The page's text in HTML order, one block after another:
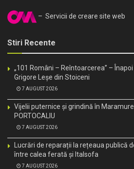
– Servicii de creare site web
Stiri Recente
„101 Români – Reîntoarcerea” –
Grigore Leșe din Stoiceni
7 AUGUST 2026
Vijelii puternice și grindină în
PORTOCALIU
7 AUGUST 2026
Lucrări de reparații la rețeaua publică
între calea ferată și Italsofa
7 AUGUST 2026